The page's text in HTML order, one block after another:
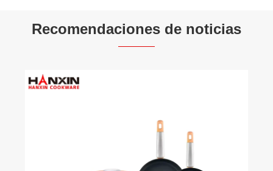
Recomendaciones de noticias